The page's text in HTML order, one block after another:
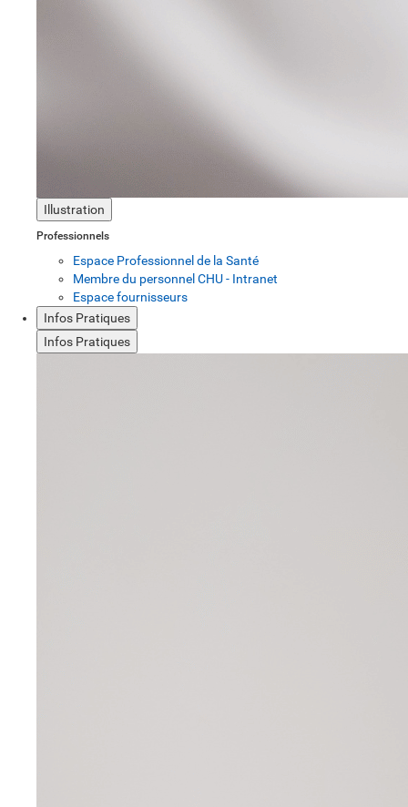
Illustration
Professionnels
Espace Professionnel de la Santé
Membre du personnel CHU - Intranet
Espace fournisseurs
Infos Pratiques
Infos Pratiques